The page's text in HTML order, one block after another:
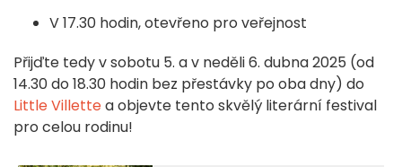
V 17.30 hodin, otevřeno pro veřejnost
Přijďte tedy v sobotu 5. a v neděli 6. dubna 2025 (od
14.30 do 18.30 hodin bez přestávky po oba dny) do
Little Villettea objevte tento skvělý literární festival
pro celou rodinu!